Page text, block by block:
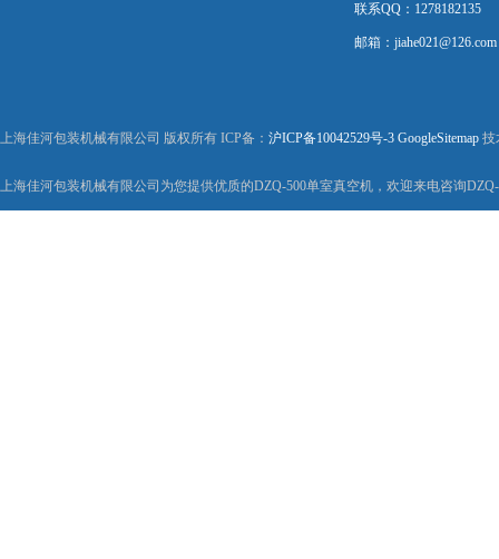
联系QQ：1278182135
邮箱：jiahe021@126.com
上海佳河包装机械有限公司 版权所有 ICP备： 沪ICP备10042529号-3 GoogleSitemap 技
上海佳河包装机械有限公司为您提供优质的DZQ-500单室真空机，欢迎来电咨询